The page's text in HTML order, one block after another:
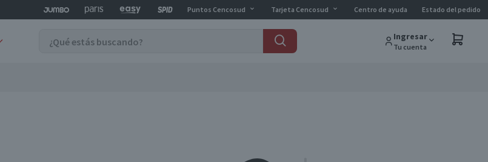
Puntos Cencosud Tarjeta Cencosud Centro de ayuda Estado del pedido
Ingresar
Tu cuenta